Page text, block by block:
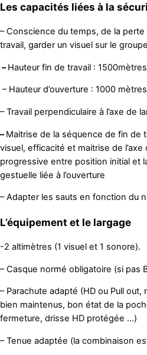
Les capacités liées à la
– Conscience du temps, de la perte
travail, garder un visuel sur le
–Hauteur fin de travail :
– Hauteur d’ouverture : 1000
– Travail perpendiculaire à l’axe de
–Maitrise de la séquence de fin de
visuel, efficacité et maitrise de
progressive entre position initial et
gestuelle liée à l’ouverture
– Adapter les sauts en fonction du
L’équipement et le largage
-2 altimètres (1 visuel et 1 sonore).
– Casque normé obligatoire (si pas
– Parachute adapté (HD ou Pull
bien maintenus, bon état de la
fermeture, drisse HD protégée …)
– Tenue adaptée (la combinaison